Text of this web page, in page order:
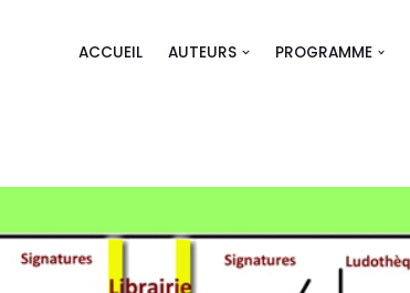
ACCUEIL AUTEURS PROGRAMME